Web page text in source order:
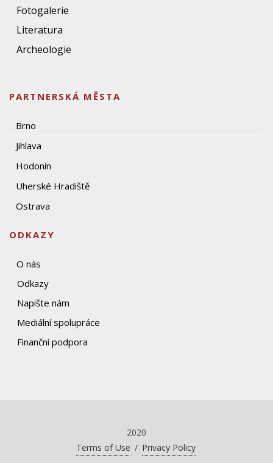
Fotogalerie
Literatura
Archeologie
PARTNERSKÁ MĚSTA
Brno
Jihlava
Hodonín
Uherské Hradiště
Ostrava
ODKAZY
O nás
Odkazy
Napište nám
Mediální spolupráce
Finanční podpora
2020
Terms of Use / Privacy Policy